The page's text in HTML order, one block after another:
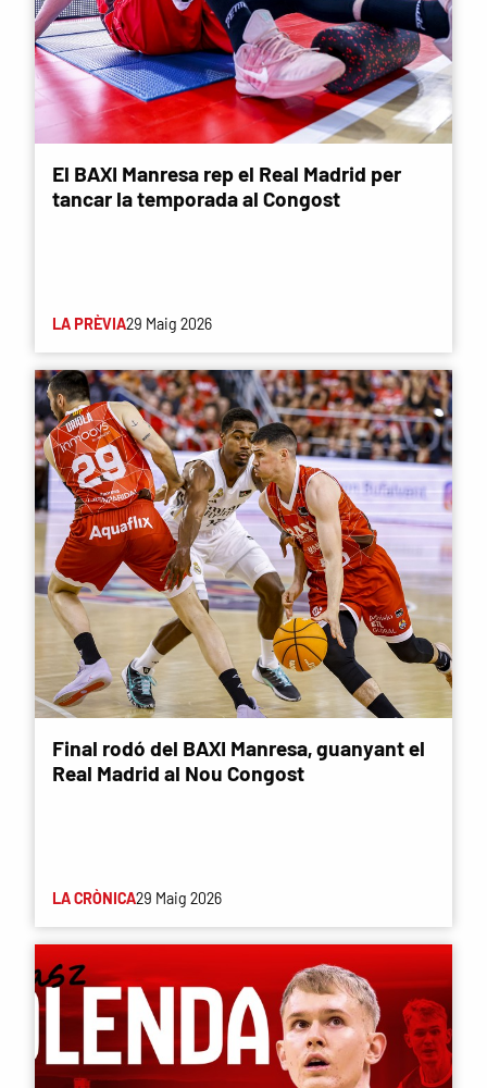
El BAXI Manresa rep el Real Madrid per
tancar la temporada al Congost
LA PRÈVIA29 Maig 2026
Final rodó del BAXI Manresa, guanyant el
Real Madrid al Nou Congost
LA CRÒNICA29 Maig 2026